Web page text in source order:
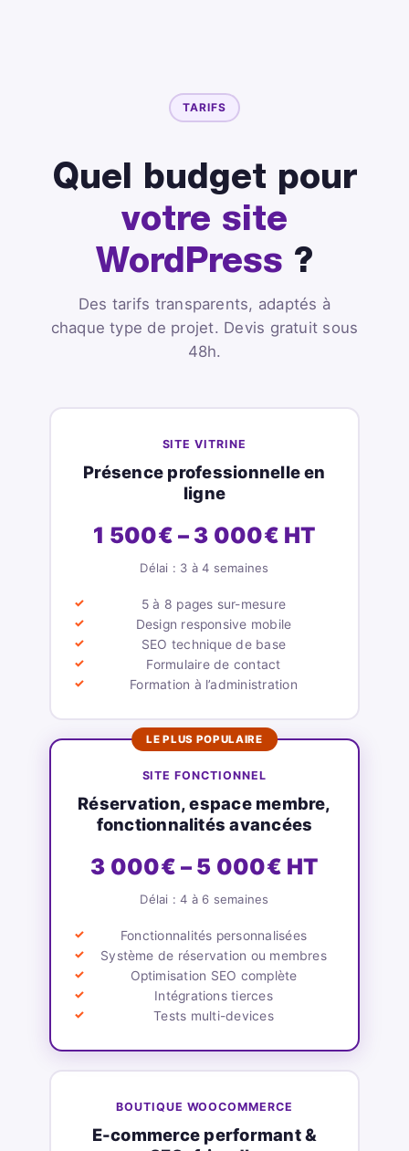
TARIFS
Quel budget pour
votre site
WordPress ?
Des tarifs transparents, adaptés à
chaque type de projet. Devis gratuit sous
48h.
SITE VITRINE
Présence professionnelle en
ligne
1 500€ – 3 000€ HT
Délai : 3 à 4 semaines
5 à 8 pages sur-mesure
Design responsive mobile
SEO technique de base
Formulaire de contact
Formation à l’administration
LE PLUS POPULAIRE
SITE FONCTIONNEL
Réservation, espace membre,
fonctionnalités avancées
3 000€ – 5 000€ HT
Délai : 4 à 6 semaines
Fonctionnalités personnalisées
Système de réservation ou membres
Optimisation SEO complète
Intégrations tierces
Tests multi-devices
BOUTIQUE WOOCOMMERCE
E-commerce performant &